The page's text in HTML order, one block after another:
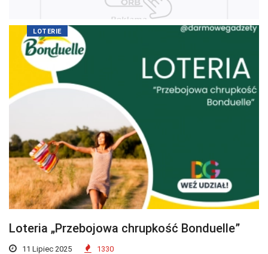
LOTERIE
Loteria „Przebojowa chrupkość Bonduelle”
11 Lipiec 2025 1330